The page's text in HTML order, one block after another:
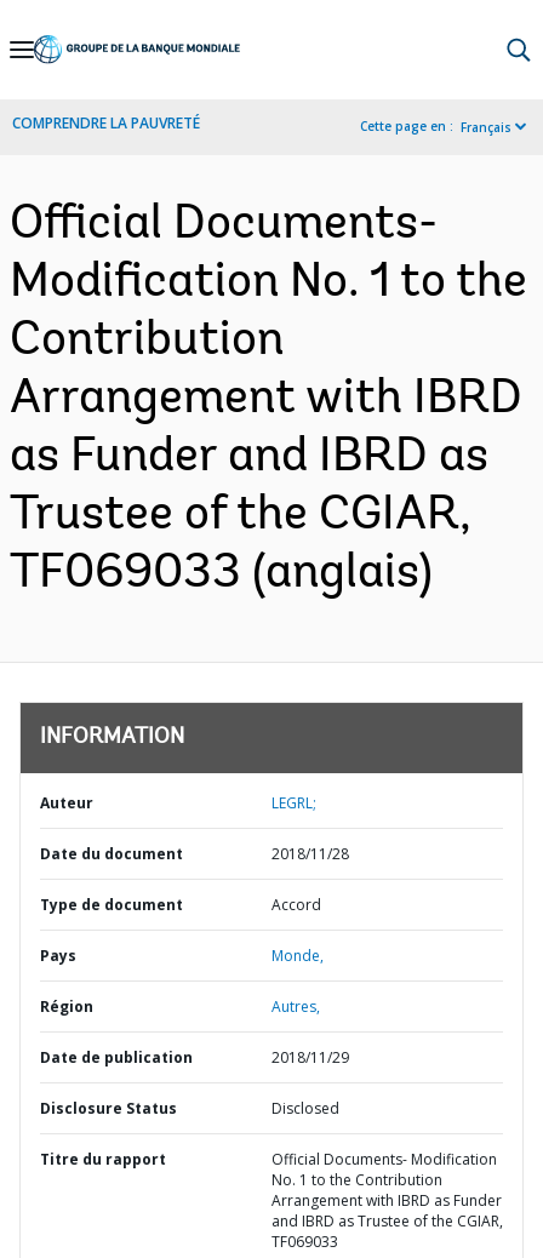
Skip
Navigation
COMPRENDRE LA PAUVRETÉ Cette page en : Français
Official Documents-
Modification No. 1 to the
Contribution
Arrangement with IBRD
as Funder and IBRD as
Trustee of the CGIAR,
TF069033 (anglais)
INFORMATION
Auteur LEGRL;
Date du document 2018/11/28
Type de document Accord
Pays Monde,
Région Autres,
Date de publication 2018/11/29
Disclosure Status Disclosed
Titre du rapport
Official Documents- Modification
No. 1 to the Contribution
Arrangement with IBRD as Funder
and IBRD as Trustee of the CGIAR,
TF069033